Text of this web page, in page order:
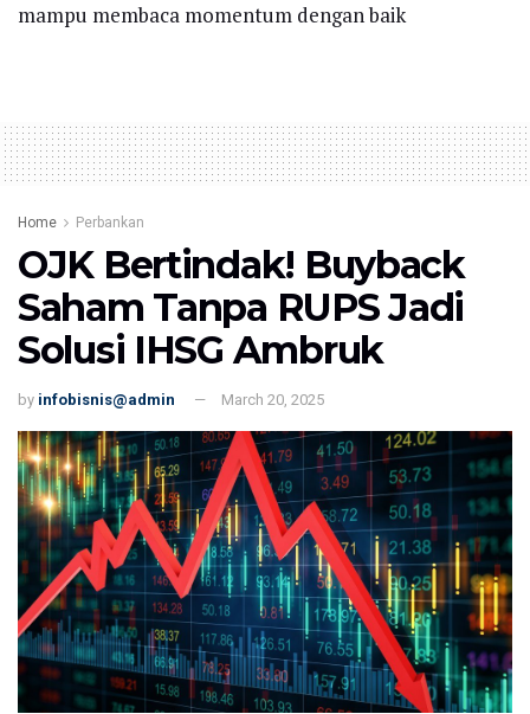
mampu membaca momentum dengan baik
Home Perbankan
OJK Bertindak! Buyback
Saham Tanpa RUPS Jadi
Solusi IHSG Ambruk
by infobisnis@admin March 20, 2025